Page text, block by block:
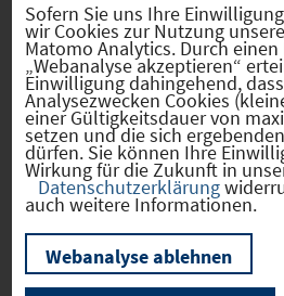
Internet:www.gemeinde-
Email:
Nutzen Sie obenstehende
Informationen!
Hebesätze
Sofern Sie uns Ihre
wir Cookies zur Nutzung
Matomo Analytics. Durch
„Webanalyse akzeptieren“
Einwilligung dahingehend,
Analysezwecken Cookies
einer Gültigkeitsdauer von
setzen und die sich
dürfen. Sie können Ihre
Wirkung für die Zukunft in
Datenschutzerklärung
auch weitere Informationen.
Webanalyse ablehnen